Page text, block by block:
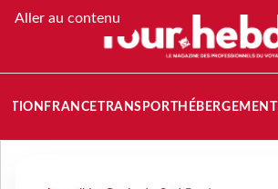
Aller au contenu
FRANCETRANSPORT HÉBERGEMENT